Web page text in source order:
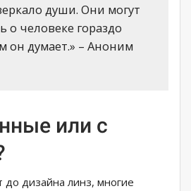
души. Они могут
о человеке гораздо
он думает.» – Аноним
или с
до дизайна линз, многие